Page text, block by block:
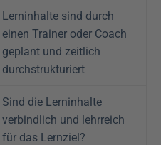
Lerninhalte sind durch
einen Trainer oder Coach
geplant und zeitlich
durchstrukturiert
Sind die Lerninhalte
verbindlich und lehrreich
für das Lernziel?